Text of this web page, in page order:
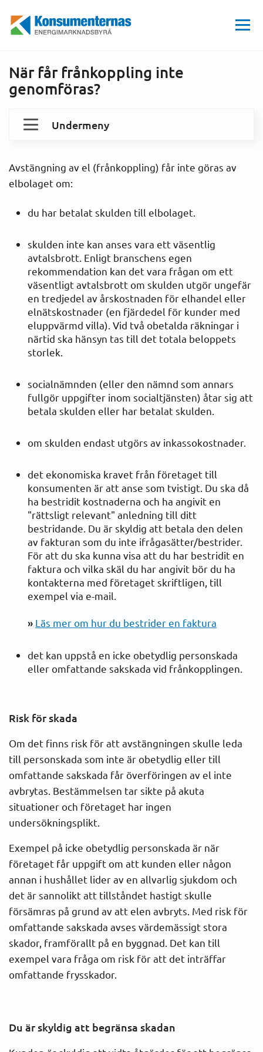
Energimarknadsbyrån
Hem Konsumenträtt
Undantag från rätten till avstängning
När får frånkoppling inte
genomföras?
Undermeny
Konsumenträtt
Klagoguide
Elkvalitet och strömavbrott
Krav och frånkoppling
Om du ska bestrida en faktura eller ett avtal
Obetalda elräkningar - när stängs elen av?
stängs av
Vad kostar det dig när elen stängs av?
Undantag från rätten till avstängning
Om du anser att ett elföretag är skyldig dig
pengar
Regler och beslut
Solceller
Elmarknaden
Avstängning av el (frånkoppling) får inte göras av
elbolaget om:
du har betalat skulden till elbolaget.
skulden inte kan anses vara ett väsentlig
avtalsbrott. Enligt branschens egen
rekommendation kan det vara frågan om ett
väsentligt avtalsbrott om skulden utgör ungefär
en tredjedel av årskostnaden för elhandel eller
elnätskostnader (en fjärdedel för kunder med
eluppvärmd villa). Vid två obetalda räkningar i
närtid ska hänsyn tas till det totala beloppets
storlek.
socialnämnden (eller den nämnd som annars
fullgör uppgifter inom socialtjänsten) åtar sig att
betala skulden eller har betalat skulden.
om skulden endast utgörs av inkassokostnader.
det ekonomiska kravet från företaget till
konsumenten är att anse som tvistigt. Du ska då
ha bestridit kostnaderna och ha angivit en
"rättsligt relevant" anledning till ditt
bestridande. Du är skyldig att betala den delen
av fakturan som du inte ifrågasätter/bestrider.
För att du ska kunna visa att du har bestridit en
faktura och vilka skäl du har angivit bör du ha
kontakterna med företaget skriftligen, till
exempel via e-mail.
» Läs mer om hur du bestrider en faktura
det kan uppstå en icke obetydlig personskada
eller omfattande sakskada vid frånkopplingen.
Risk för skada
Om det finns risk för att avstängningen skulle leda
till personskada som inte är obetydlig eller till
omfattande sakskada får överföringen av el inte
avbrytas. Bestämmelsen tar sikte på akuta
situationer och företaget har ingen
undersökningsplikt.
Exempel på icke obetydlig personskada är när
företaget får uppgift om att kunden eller någon
annan i hushållet lider av en allvarlig sjukdom och
det är sannolikt att tillståndet hastigt skulle
försämras på grund av att elen avbryts. Med risk för
omfattande sakskada avses värdemässigt stora
skador, framförallt på en byggnad. Det kan till
exempel vara fråga om risk för att det inträffar
omfattande frysskador.
Du är skyldig att begränsa skadan